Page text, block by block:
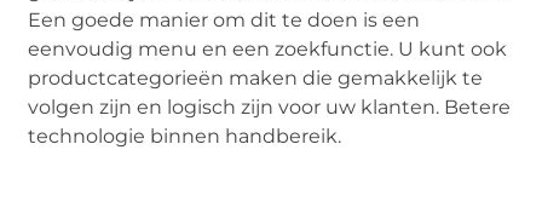
Een goede manier om dit te doen is een
eenvoudig menu en een zoekfunctie. U kunt ook
productcategorieën maken die gemakkelijk te
volgen zijn en logisch zijn voor uw klanten. Betere
technologie binnen handbereik.